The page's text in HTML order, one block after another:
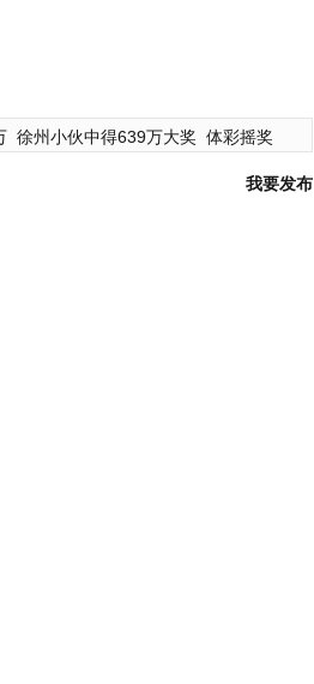
徐州小伙中得639万大奖 体彩摇奖
我要发布